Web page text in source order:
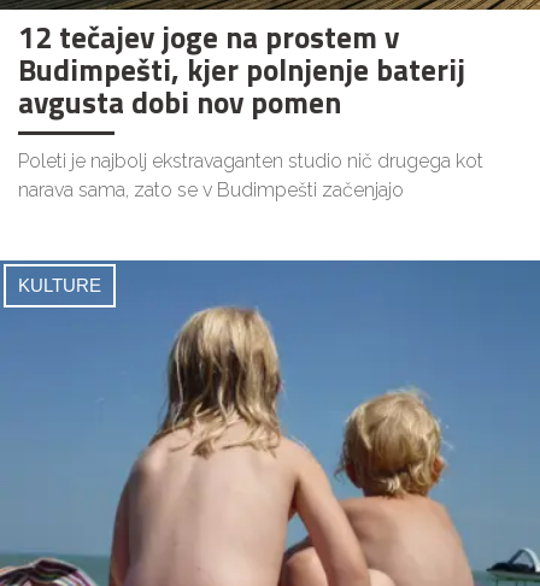
12 tečajev joge na prostem v
Budimpešti, kjer polnjenje baterij
avgusta dobi nov pomen
Poleti je najbolj ekstravaganten studio nič drugega kot
narava sama, zato se v Budimpešti začenjajo
KULTURE